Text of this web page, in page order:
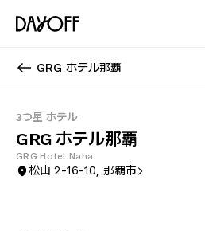
GRG ホテル那覇
3つ星 ホテル
GRG ホテル那覇
GRG Hotel Naha
松山 2-16-10, 那覇市